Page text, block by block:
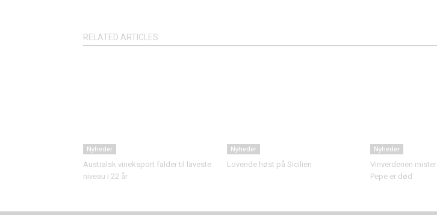
RELATED ARTICLES
Nyheder
Australsk vineksport falder til laveste
niveau i 22 år
Nyheder
Lovende høst på Sicilien
Nyheder
Vinverdenen
Pepe er død